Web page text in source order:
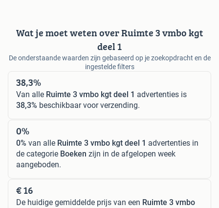
Wat je moet weten over Ruimte 3 vmbo kgt
deel 1
De onderstaande waarden zijn gebaseerd op je zoekopdracht en de
ingestelde filters
38,3%
Van alle Ruimte 3 vmbo kgt deel 1 advertenties is
38,3% beschikbaar voor verzending.
0%
0% van alle Ruimte 3 vmbo kgt deel 1 advertenties in
de categorie Boeken zijn in de afgelopen week
aangeboden.
€ 16
De huidige gemiddelde prijs van een Ruimte 3 vmbo